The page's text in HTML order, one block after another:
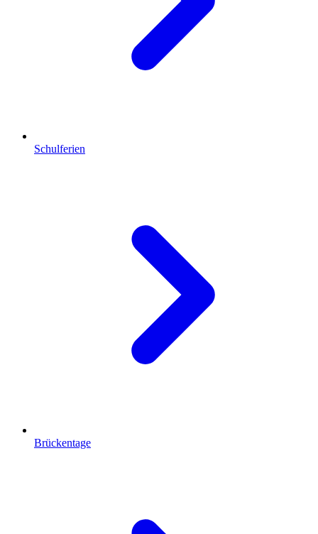
Schulferien
Brückentage